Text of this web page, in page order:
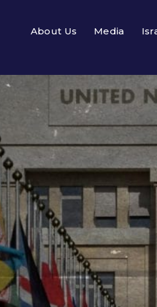
About Us Media